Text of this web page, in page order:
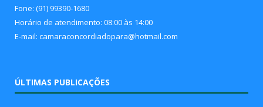
Fone: (91) 99390-1680
Horário de atendimento: 08:00 às 14:00
E-mail: camaraconcordiadopara@hotmail.com
ÚLTIMAS PUBLICAÇÕES